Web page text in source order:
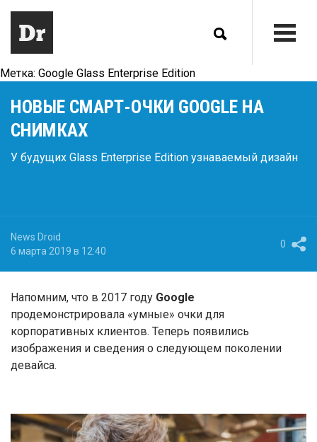
Метка: Google Glass Enterprise Edition
НОВЫЕ СМАРТ-ОЧКИ GOOGLE НА
СНИМКАХ
У будущих Glass Enterprise Edition узнаваемый дизайн
News Droid
6 марта 2019 в 12:40
0
Напомним, что в 2017 году Google
продемонстрировала «умные» очки для
корпоративных клиентов. Теперь появились
изображения и сведения о следующем поколении
девайса.